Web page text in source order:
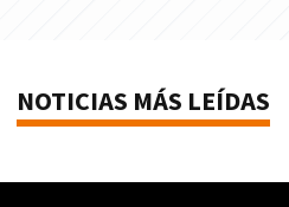
NOTICIAS MÁS LEÍDAS